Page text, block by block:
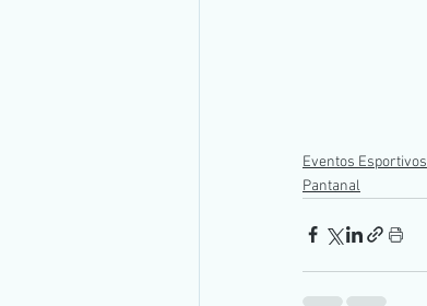
Eventos Esportivos
Pantanal